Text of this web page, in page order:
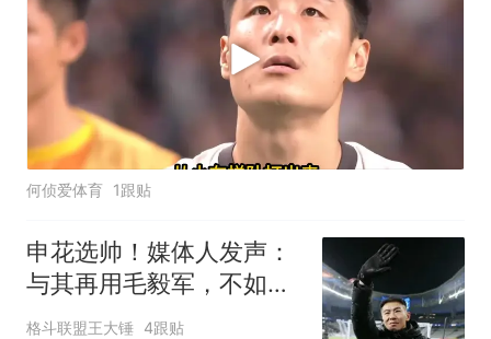
何侦爱体育 1跟贴
申花选帅！媒体人发声：
与其再用毛毅军，不如给
于汉超一次机会
格斗联盟王大锤 4跟贴